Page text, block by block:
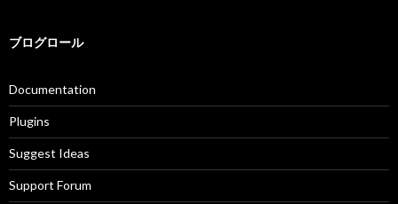
ブログロール
Documentation
Plugins
Suggest Ideas
Support Forum